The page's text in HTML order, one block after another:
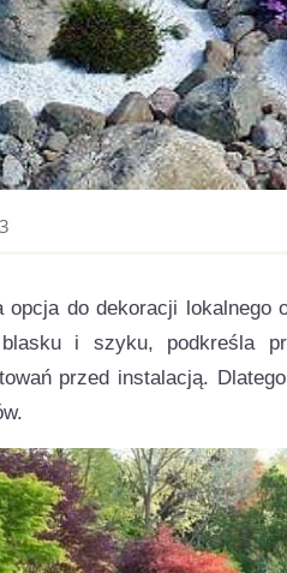
opcja do dekoracji lokalnego
i szyku, podkreśla
przed instalacją.